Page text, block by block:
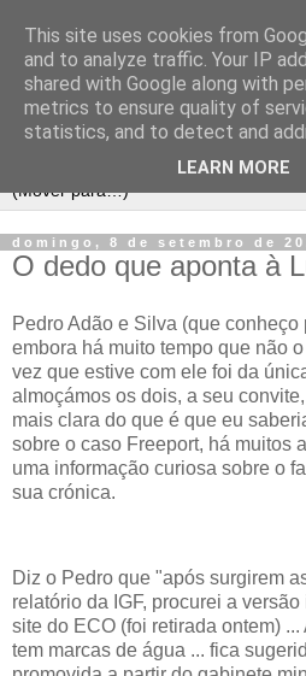
domingo, 8 de setembro de
O dedo que aponta à
Pedro Adão e Silva (que conheço
embora há muito tempo que não
vez que estive com ele foi da
almoçámos os dois, a seu
mais clara do que é que eu
sobre o caso Freeport, há muitos
uma informação curiosa sobre o
sua crónica.
Diz o Pedro que "após surgirem
relatório da IGF, procurei a
site do ECO (foi retirada ontem)
tem marcas de água ... fica
This site uses cookies from
and to analyze traffic. Your IP
shared with Google along with
metrics to ensure quality of
statistics, and to detect and
LEARN MORE